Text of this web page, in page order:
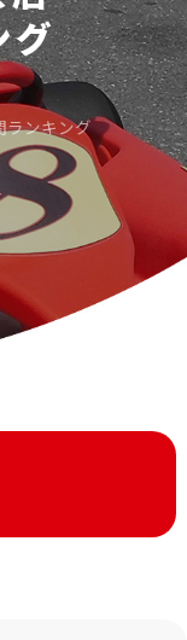
グ
ランキング